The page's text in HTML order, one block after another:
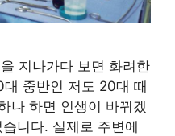
지나가다 보면 화려한
중반인 저도 20대 때
나 하면 인생이 바뀌겠
니다. 실제로 주변에